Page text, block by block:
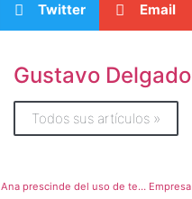
Twitter Email
Gustavo Delgado
Todos sus artículos »
Alcalde de Santa Ana prescinde del uso de teléfono y vehículo municipales